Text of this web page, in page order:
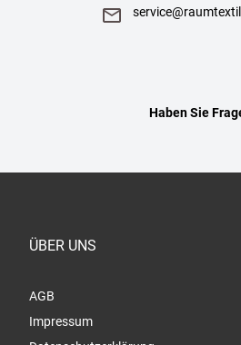
Haben Sie
ÜBER UNS
AGB
Impressum